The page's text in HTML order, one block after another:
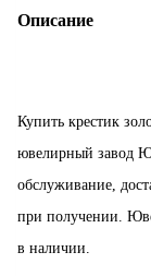
Описание
Купить крестик
ювелирный завод
обслуживание,
при получении.
в наличии.